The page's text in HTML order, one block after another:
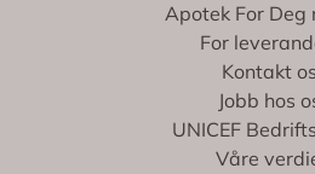
Apotek For Deg
For
Kontakt
Jobb hos
UNICEF
Våre